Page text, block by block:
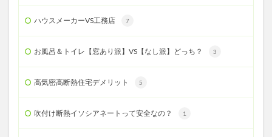
ハウスメーカーVS工務店 7
お風呂＆トイレ【窓あり派】VS【なし派】どっち？ 3
高気密高断熱住宅デメリット 5
吹付け断熱イソシアネートって安全なの？ 1